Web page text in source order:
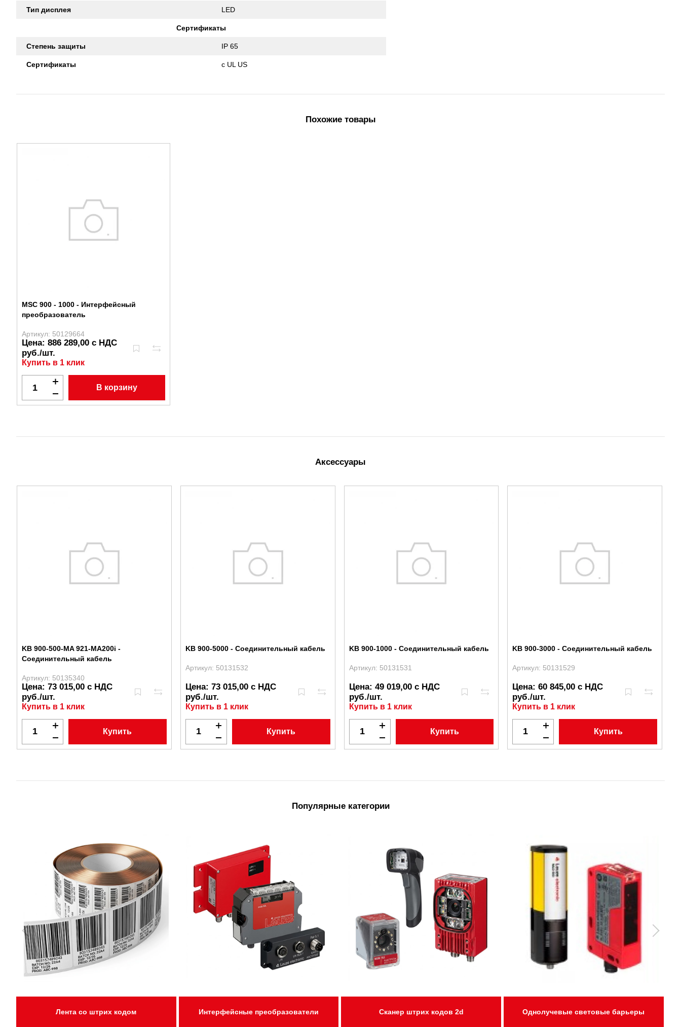
Тип дисплея LED
Сертификаты
Степень защиты IP 65
Сертификаты c UL US
Похожие товары
MSC 900 - 1000 - Интерфейсный
преобразователь
Артикул: 50129664
Цена: 886 289,00 с НДС
руб./шт.
Купить в 1 клик
В корзину
Аксессуары
KB 900-500-MA 921-MA200i -
Соединительный кабель
Артикул: 50135340
Цена: 73 015,00 с НДС
руб./шт.
Купить в 1 клик
Купить
KB 900-5000 - Соединительный кабель
Артикул: 50131532
Цена: 73 015,00 с НДС
руб./шт.
Купить в 1 клик
Купить
KB 900-1000 - Соединительный кабель
Артикул: 50131531
Цена: 49 019,00 с НДС
руб./шт.
Купить в 1 клик
Купить
KB 900-3000 - Соединительный кабель
Артикул: 50131529
Цена: 60 845,00 с НДС
руб./шт.
Купить в 1 клик
Купить
Популярные категории
Лента со штрих кодом Интерфейсные преобразователи Сканер штрих кодов 2d Однолучевые световые барьеры